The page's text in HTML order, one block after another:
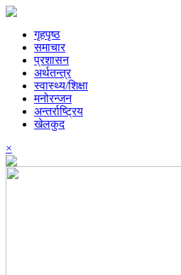
गृहपृष्ठ
समाचार
प्रशासन
अर्थतन्त्र
स्वास्थ्य/शिक्षा
मनोरन्जन
अन्तर्राष्ट्रिय
खेलकुद
×